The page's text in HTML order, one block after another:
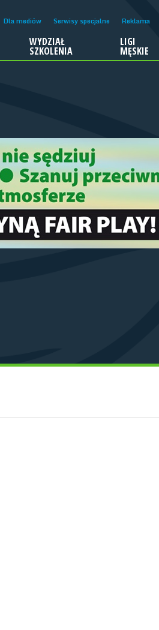
Dla mediów Serwisy specjalne Reklama
WYDZIAŁ
SZKOLENIA
LIGI
MĘSKIE